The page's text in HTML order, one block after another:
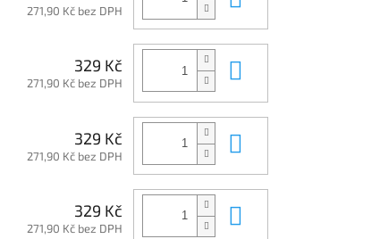
271,90 Kč bez DPH
329 Kč
271,90 Kč bez DPH
329 Kč
271,90 Kč bez DPH
329 Kč
271,90 Kč bez DPH